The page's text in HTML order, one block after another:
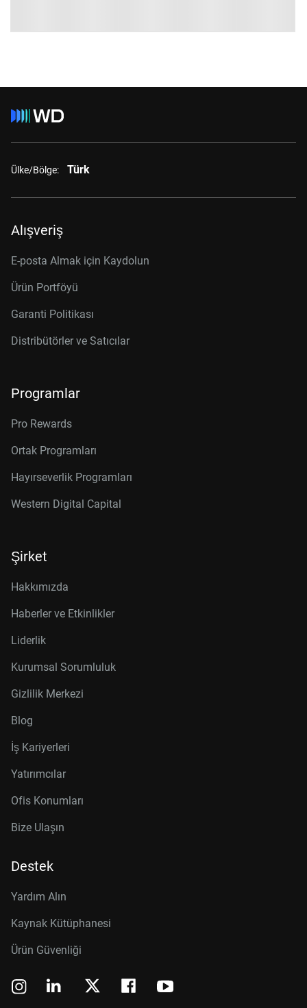
Ülke/Bölge: Türk
Alışveriş
E-posta Almak için Kaydolun
Ürün Portföyü
Garanti Politikası
Distribütörler ve Satıcılar
Programlar
Pro Rewards
Ortak Programları
Hayırseverlik Programları
Western Digital Capital
Şirket
Hakkımızda
Haberler ve Etkinlikler
Liderlik
Kurumsal Sorumluluk
Gizlilik Merkezi
Blog
İş Kariyerleri
Yatırımcılar
Ofis Konumları
Bize Ulaşın
Destek
Yardım Alın
Kaynak Kütüphanesi
Ürün Güvenliği